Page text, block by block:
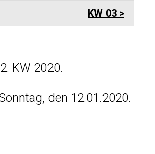
KW 03
KW 2020.
den 12.01.2020.